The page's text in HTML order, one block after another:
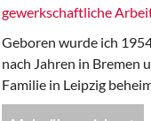
gewerkschaftliche
Geboren wurde ich
nach Jahren in Bremen
Familie in Leipzig